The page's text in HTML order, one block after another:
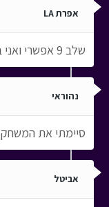
אפרת LA
שלב 9 אפשרי ואני בשלב 21
נהוראי
סיימתי את המשחק
אביטל